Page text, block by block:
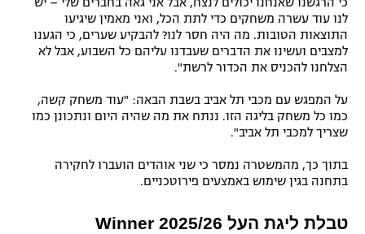
כי הרגשנו שאנחנו יכולים לנצח, אבל אני גאה בחברים שלי – יש
לנו עוד עשרה משחקים כדי לתת הכל, ואני מאמין שיגיעו
התוצאות הטובות. מה היה חסר לנו? להבקיע שערים, כי הגענו
למצבים ועשינו את הדברים שעבדנו עליהם כל השבוע, אבל לא
הצלחנו להכניס את הכדור לרשת".
על המפגש עם מכבי תל אביב בשבת הבאה: "עוד משחק קשה,
כמו כל משחק בליגה הזו. ננתח את מה שהיה היום ונתכונן כמו
שצריך למכבי תל אביב".
בתוך כך, מהמשטרה נמסר כי שני אוהדים הועברו לחקירה
בתחנה בגין שימוש באמצעים פירוטכניים.
טבלת ליגת העל 2025/26 Winner